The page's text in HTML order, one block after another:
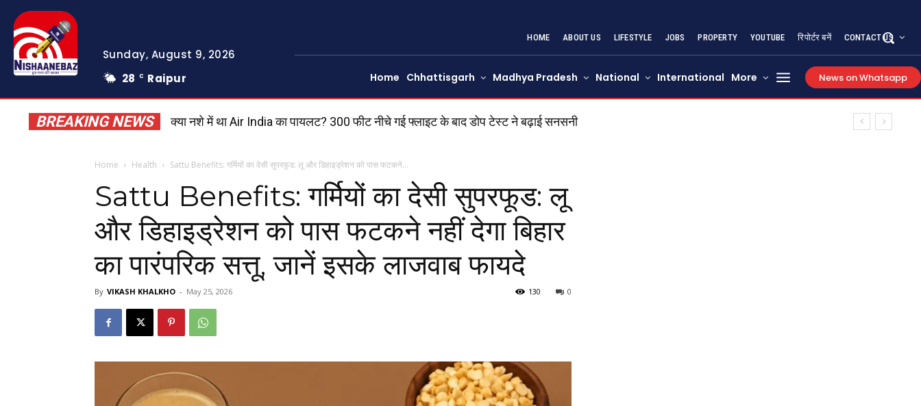
Sunday, August 9, 2026
28
C Raipur
HOME ABOUT US LIFESTYLE JOBS PROPERTY YOUTUBE रिपोर्टर बनें CONTACT US
Home Chhattisgarh Madhya Pradesh National International More News on Whatsapp
BREAKING NEWS क्या नशे में था Air India का पायलट? 300 फीट नीचे गई फ्लाइट के बाद डोप टेस्ट ने बढ़ाई सनसनी
Dhar Road Accident: कंटेनर की जोरदार टक्कर से ईको वैन के उड़े परखच्चे, 6 लोगों की मौत; एक गंभीर घायल
Home Health Sattu Benefits: गर्मियों का देसी सुपरफूड: लू और डिहाइड्रेशन को पास फटकने...
Sattu Benefits: गर्मियों का देसी सुपरफूड: लू
और डिहाइड्रेशन को पास फटकने नहीं देगा बिहार
का पारंपरिक सत्तू, जानें इसके लाजवाब फायदे
By VIKASH KHALKHO - May 25, 2026 0
130